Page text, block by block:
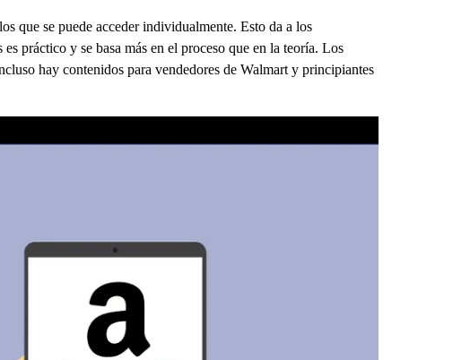
que se puede acceder individualmente. Esto da a los
práctico y se basa más en el proceso que en la teoría. Los
hay contenidos para vendedores de Walmart y principiantes